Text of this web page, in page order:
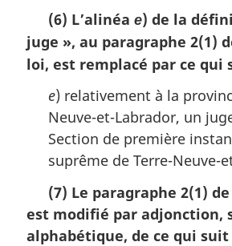
(6) L’alinéa e) de la
juge », au paragraphe 2(1)
loi, est remplacé par ce qui
e) relativement à la
Neuve-et-Labrador, un
Section de première
suprême de Terre-Neuve-
(7) Le paragraphe 2(1)
est modifié par adjonction,
alphabétique, de ce qui suit